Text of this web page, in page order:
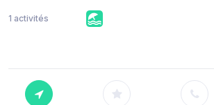
1 activités